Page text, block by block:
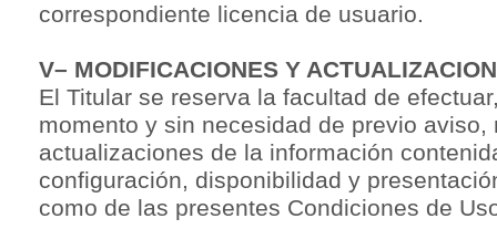
correspondiente licencia de usuario.
V– MODIFICACIONES Y
El Titular se reserva la facultad de
momento y sin necesidad de previo aviso,
actualizaciones de la información
configuración, disponibilidad y
como de las presentes Condiciones de